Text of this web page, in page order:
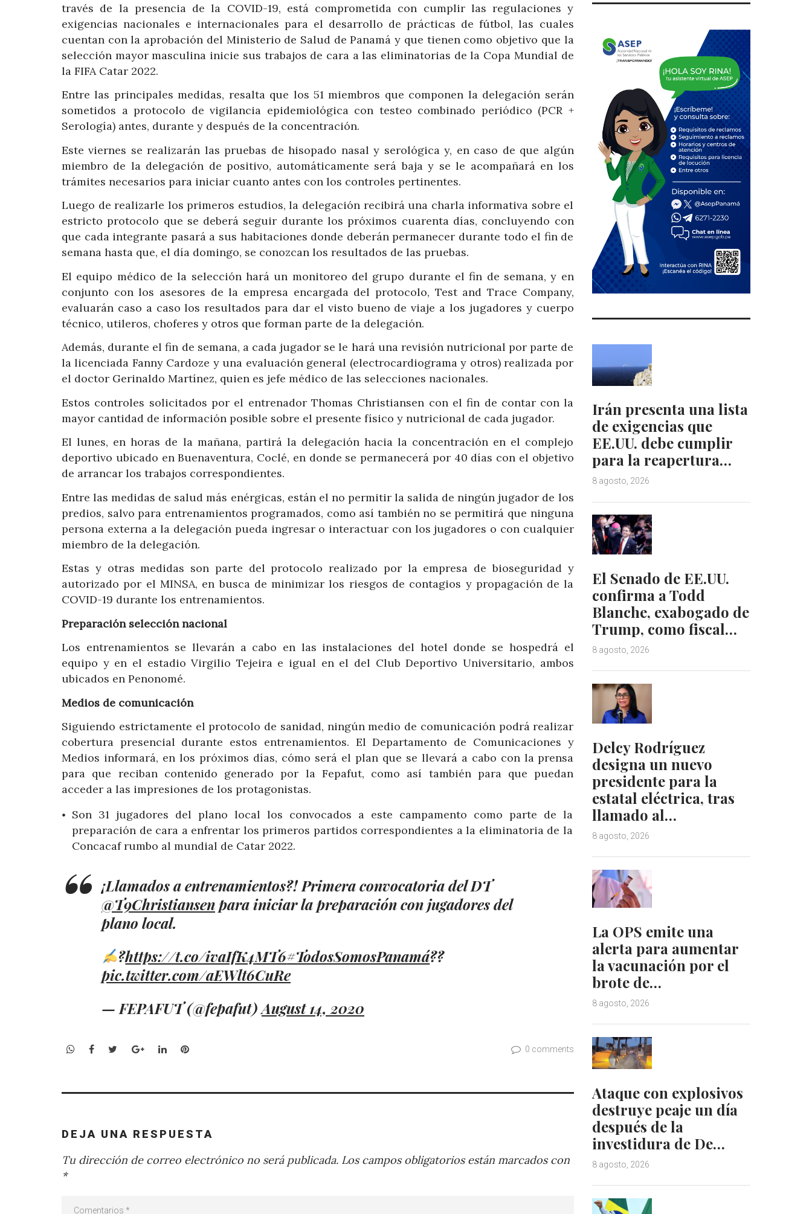
través de la presencia de la COVID-19, está comprometida con cumplir las regulaciones y
exigencias nacionales e internacionales para el desarrollo de prácticas de fútbol, las cuales
cuentan con la aprobación del Ministerio de Salud de Panamá y que tienen como objetivo que la
selección mayor masculina inicie sus trabajos de cara a las eliminatorias de la Copa Mundial de
la FIFA Catar 2022.
Entre las principales medidas, resalta que los 51 miembros que componen la delegación serán
sometidos a protocolo de vigilancia epidemiológica con testeo combinado periódico (PCR +
Serología) antes, durante y después de la concentración.
Este viernes se realizarán las pruebas de hisopado nasal y serológica y, en caso de que algún
miembro de la delegación de positivo, automáticamente será baja y se le acompañará en los
trámites necesarios para iniciar cuanto antes con los controles pertinentes.
Luego de realizarle los primeros estudios, la delegación recibirá una charla informativa sobre el
estricto protocolo que se deberá seguir durante los próximos cuarenta días, concluyendo con
que cada integrante pasará a sus habitaciones donde deberán permanecer durante todo el fin de
semana hasta que, el día domingo, se conozcan los resultados de las pruebas.
El equipo médico de la selección hará un monitoreo del grupo durante el fin de semana, y en
conjunto con los asesores de la empresa encargada del protocolo, Test and Trace Company,
evaluarán caso a caso los resultados para dar el visto bueno de viaje a los jugadores y cuerpo
técnico, utileros, choferes y otros que forman parte de la delegación.
Además, durante el fin de semana, a cada jugador se le hará una revisión nutricional por parte de
la licenciada Fanny Cardoze y una evaluación general (electrocardiograma y otros) realizada por
el doctor Gerinaldo Martínez, quien es jefe médico de las selecciones nacionales.
Estos controles solicitados por el entrenador Thomas Christiansen con el fin de contar con la
mayor cantidad de información posible sobre el presente físico y nutricional de cada jugador.
El lunes, en horas de la mañana, partirá la delegación hacia la concentración en el complejo
deportivo ubicado en Buenaventura, Coclé, en donde se permanecerá por 40 días con el objetivo
de arrancar los trabajos correspondientes.
Entre las medidas de salud más enérgicas, están el no permitir la salida de ningún jugador de los
predios, salvo para entrenamientos programados, como así también no se permitirá que ninguna
persona externa a la delegación pueda ingresar o interactuar con los jugadores o con cualquier
miembro de la delegación.
Estas y otras medidas son parte del protocolo realizado por la empresa de bioseguridad y
autorizado por el MINSA, en busca de minimizar los riesgos de contagios y propagación de la
COVID-19 durante los entrenamientos.
Preparación selección nacional
Los entrenamientos se llevarán a cabo en las instalaciones del hotel donde se hospedrá el
equipo y en el estadio Virgilio Tejeira e igual en el del Club Deportivo Universitario, ambos
ubicados en Penonomé.
Medios de comunicación
Siguiendo estrictamente el protocolo de sanidad, ningún medio de comunicación podrá realizar
cobertura presencial durante estos entrenamientos. El Departamento de Comunicaciones y
Medios informará, en los próximos días, cómo será el plan que se llevará a cabo con la prensa
para que reciban contenido generado por la Fepafut, como así también para que puedan
acceder a las impresiones de los protagonistas.
Son 31 jugadores del plano local los convocados a este campamento como parte de la
preparación de cara a enfrentar los primeros partidos correspondientes a la eliminatoria de la
Concacaf rumbo al mundial de Catar 2022.
¡Llamados a entrenamientos?! Primera convocatoria del DT
@T9Christiansenpara iniciar la preparación con jugadores del
plano local. ⠀
?https://t.co/ivaIfK4MT6#TodosSomosPanamá??
pic.twitter.com/aEWlt6CuRe
— FEPAFUT (@fepafut)August 14, 2020
WhatsApp
Facebook
TwitterGoogle+LinkedInPinterest 0 comments
DEJA UNA RESPUESTA
Tu dirección de correo electrónico no será publicada. Los campos obligatorios están marcados con
*
Irán presenta una lista
de exigencias que
EE.UU. debe cumplir
para la reapertura…
8 agosto, 2026
El Senado de EE.UU.
confirma a Todd
Blanche, exabogado de
Trump, como fiscal…
8 agosto, 2026
Delcy Rodríguez
designa un nuevo
presidente para la
estatal eléctrica, tras
llamado al…
8 agosto, 2026
La OPS emite una
alerta para aumentar
la vacunación por el
brote de…
8 agosto, 2026
Ataque con explosivos
destruye peaje un día
después de la
investidura de De…
8 agosto, 2026